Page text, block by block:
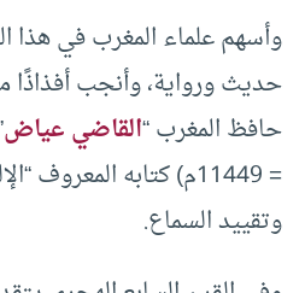
وأسهم علماء المغرب في هذا
حديث ورواية، وأنجب أفذاذًا
حافظ المغرب “القاضي عياض
= 11449م) كتابه
وتقييد السماع.